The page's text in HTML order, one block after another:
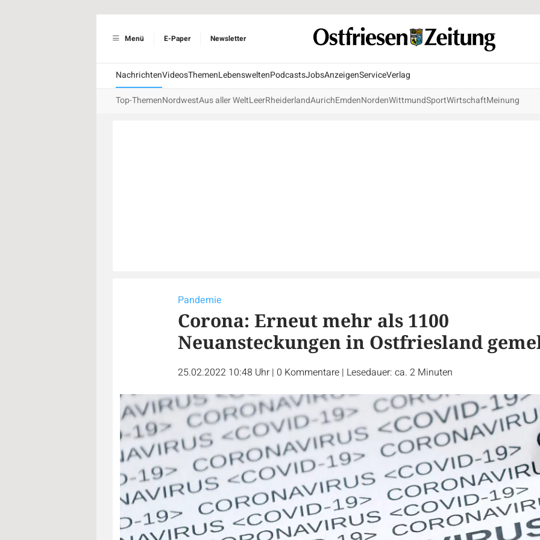
Menü E-Paper Newsletter
NachrichtenVideosThemenLebensweltenPodcastsJobsAnzeigenServiceVerlag
Top-ThemenNordwestAus aller WeltLeerRheiderlandAurichEmdenNordenWittmundSportWirtschaftMeinung
Pandemie
Corona: Erneut mehr als 1100
Neuansteckungen in Ostfriesland
25.02.2022 10:48 Uhr | 0 Kommentare | Lesedauer: ca. 2 Minuten